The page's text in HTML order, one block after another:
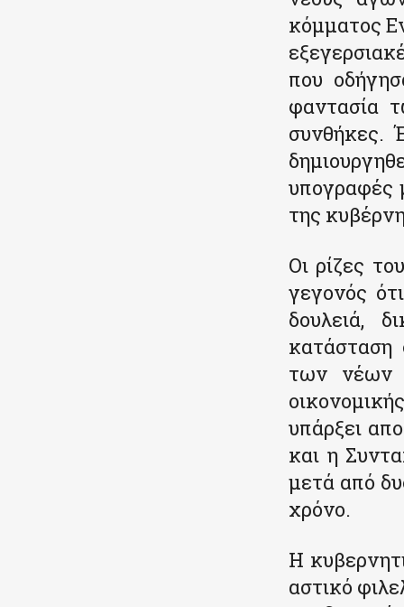
κόμματος
που
φαντασία
συνθήκες.
υπογραφές
της
Οι ρίζες
γεγονός
δουλειά,
κατάσταση
των νέων
υπάρξει
και η
μετά από
χρόνο.
Η
αστικό